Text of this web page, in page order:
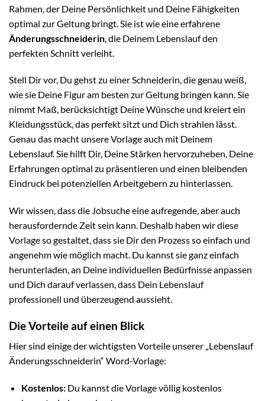
Rahmen, der Deine Persönlichkeit und Deine Fähigkeiten
optimal zur Geltung bringt. Sie ist wie eine erfahrene
Änderungsschneiderin , die Deinem Lebenslauf den
perfekten Schnitt verleiht.
Stell Dir vor, Du gehst zu einer Schneiderin, die genau weiß,
wie sie Deine Figur am besten zur Geltung bringen kann. Sie
nimmt Maß, berücksichtigt Deine Wünsche und kreiert ein
Kleidungsstück, das perfekt sitzt und Dich strahlen lässt.
Genau das macht unsere Vorlage auch mit Deinem
Lebenslauf. Sie hilft Dir, Deine Stärken hervorzuheben, Deine
Erfahrungen optimal zu präsentieren und einen bleibenden
Eindruck bei potenziellen Arbeitgebern zu hinterlassen.
Wir wissen, dass die Jobsuche eine aufregende, aber auch
herausfordernde Zeit sein kann. Deshalb haben wir diese
Vorlage so gestaltet, dass sie Dir den Prozess so einfach und
angenehm wie möglich macht. Du kannst sie ganz einfach
herunterladen, an Deine individuellen Bedürfnisse anpassen
und Dich darauf verlassen, dass Dein Lebenslauf
professionell und überzeugend aussieht.
Die Vorteile auf einen Blick
Hier sind einige der wichtigsten Vorteile unserer „Lebenslauf
Änderungsschneiderin“ Word-Vorlage:
Kostenlos:Du kannst die Vorlage völlig kostenlos